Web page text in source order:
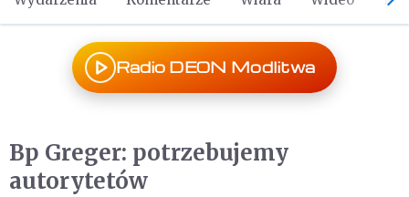
Radio DEON Modlitwa
Bp Greger: potrzebujemy
autorytetów